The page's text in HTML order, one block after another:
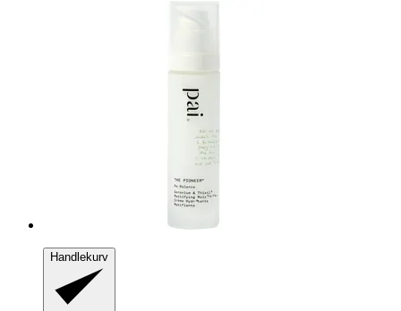
Handlekurv